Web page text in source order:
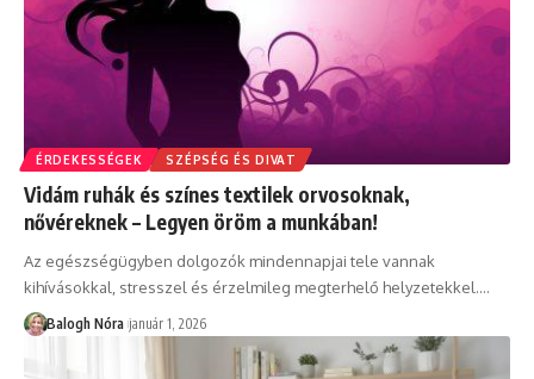
ÉRDEKESSÉGEK SZÉPSÉG ÉS DIVAT
Vidám ruhák és színes textilek orvosoknak,
nővéreknek – Legyen öröm a munkában!
Az egészségügyben dolgozók mindennapjai tele vannak
kihívásokkal, stresszel és érzelmileg megterhelő helyzetekkel.…
Balogh Nóra január 1, 2026